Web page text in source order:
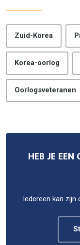
Zuid-Korea
Korea-oorlog
Oorlogsveteranen
HEB JE EEN
Iedereen kan